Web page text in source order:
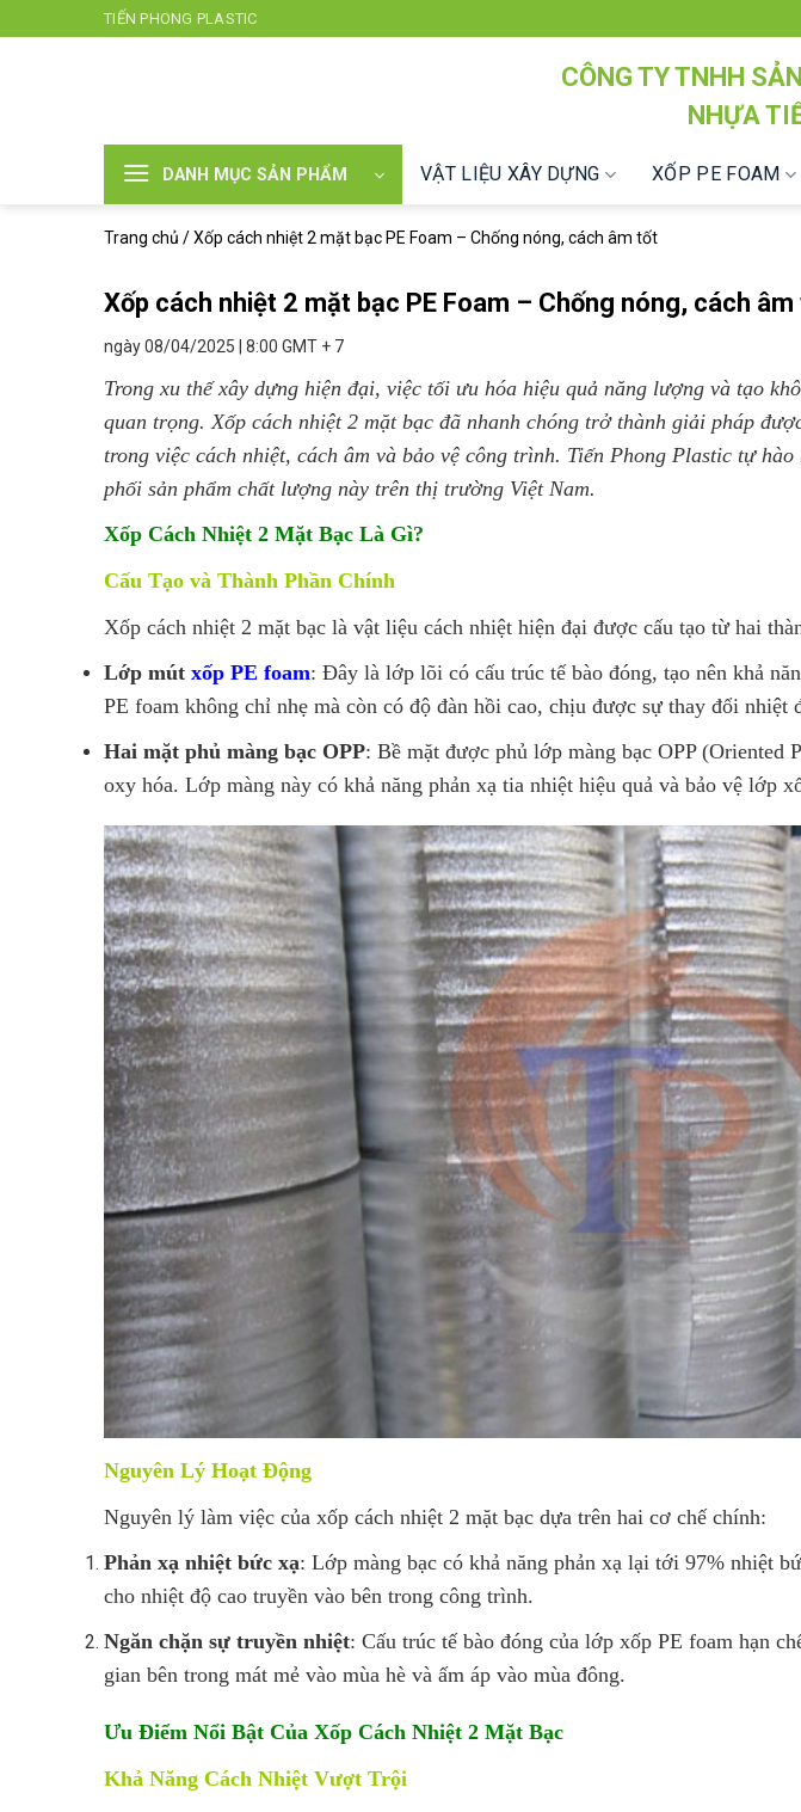
đến
TIẾN PHONG PLASTIC
CÔNG TY TNHH
NHỰA
DANH MỤC SẢN PHẨM VẬT LIỆU XÂY DỰNG XỐP PE FOAM
Trang chủ /Xốp cách nhiệt 2 mặt bạc PE Foam – Chống nóng, cách âm tốt
Xốp cách nhiệt 2 mặt bạc PE Foam – Chống nóng, cách
ngày 08/04/2025 | 8:00 GMT + 7
Trong xu thế xây dựng hiện đại, việc tối ưu hóa hiệu quả năng lượng và tạo
quan trọng. Xốp cách nhiệt 2 mặt bạc đã nhanh chóng trở thành giải pháp
trong việc cách nhiệt, cách âm và bảo vệ công trình. Tiến Phong Plastic tự
phối sản phẩm chất lượng này trên thị trường Việt Nam.
Xốp Cách Nhiệt 2 Mặt Bạc Là Gì?
Cấu Tạo và Thành Phần Chính
Xốp cách nhiệt 2 mặt bạc là vật liệu cách nhiệt hiện đại được cấu tạo từ hai
Lớp mút xốp PE foam: Đây là lớp lõi có cấu trúc tế bào đóng, tạo nên khả
PE foam không chỉ nhẹ mà còn có độ đàn hồi cao, chịu được sự thay đổi nhiệt
Hai mặt phủ màng bạc OPP: Bề mặt được phủ lớp màng bạc OPP (Oriented
oxy hóa. Lớp màng này có khả năng phản xạ tia nhiệt hiệu quả và bảo vệ lớp
Nguyên Lý Hoạt Động
Nguyên lý làm việc của xốp cách nhiệt 2 mặt bạc dựa trên hai cơ chế chính:
Phản xạ nhiệt bức xạ: Lớp màng bạc có khả năng phản xạ lại tới 97% nhiệt
cho nhiệt độ cao truyền vào bên trong công trình.
Ngăn chặn sự truyền nhiệt: Cấu trúc tế bào đóng của lớp xốp PE foam hạn
gian bên trong mát mẻ vào mùa hè và ấm áp vào mùa đông.
Ưu Điểm Nổi Bật Của Xốp Cách Nhiệt 2 Mặt Bạc
Khả Năng Cách Nhiệt Vượt Trội